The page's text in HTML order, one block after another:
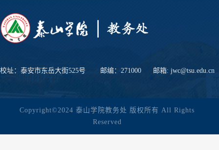
校址：泰安市东岳大街525号 邮编：271000 邮箱: jwc@tsu.edu.cn
Copyright©2024 泰山学院教务处 版权所有 All Rights
Reserved